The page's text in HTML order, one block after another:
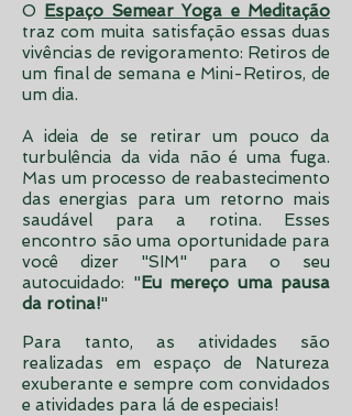
O Espaço Semear Yoga e Meditação
traz com muita satisfação essas duas
vivências de revigoramento: Retiros de
um final de semana e Mini-Retiros, de
um dia.
A ideia de se retirar um pouco da
turbulência da vida não é uma fuga.
Mas um processo de reabastecimento
das energias para um retorno mais
saudável para a rotina. Esses
encontro são uma oportunidade para
você dizer "SIM" para o seu
autocuidado: "Eu mereço uma pausa
da rotina!"
Para tanto, as atividades são
realizadas em espaço de Natureza
exuberante e sempre com convidados
e atividades para lá de especiais!